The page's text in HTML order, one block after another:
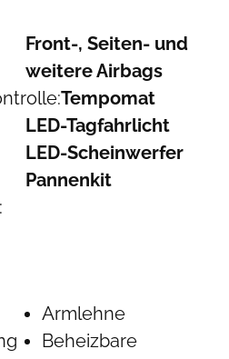
Front-, Seiten- und
weitere Airbags
Tempomat
LED-Tagfahrlicht
LED-Scheinwerfer
Pannenkit
Armlehne
Beheizbare